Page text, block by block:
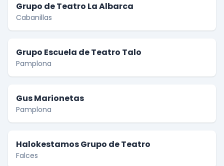
Grupo de Teatro La Albarca
Cabanillas
Grupo Escuela de Teatro Talo
Pamplona
Gus Marionetas
Pamplona
Halokestamos Grupo de Teatro
Falces